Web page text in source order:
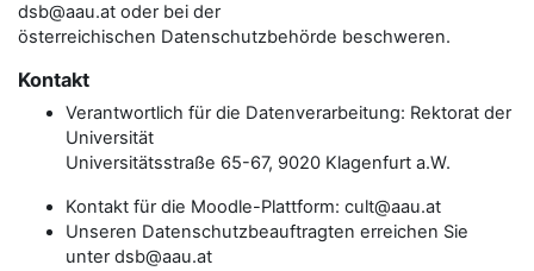
dsb@aau.at oder bei der
österreichischen Datenschutzbehörde beschweren.
Kontakt
Verantwortlich für die Datenverarbeitung: Rektorat der
Universität
Universitätsstraße 65-67, 9020 Klagenfurt a.W.
Kontakt für die Moodle-Plattform: cult@aau.at
Unseren Datenschutzbeauftragten erreichen Sie
unter dsb@aau.at